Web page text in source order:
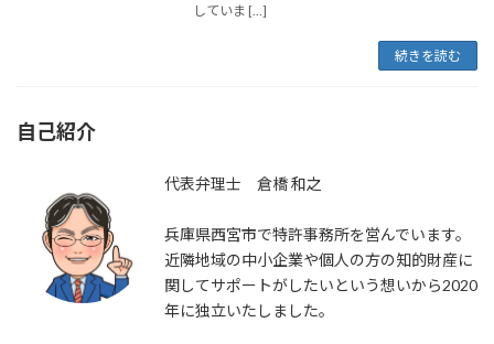
していま […]
続きを読む
自己紹介
代表弁理士 倉橋 和之
兵庫県西宮市で特許事務所を営んでいます。
近隣地域の中小企業や個人の方の知的財産に
関してサポートがしたいという想いから2020
年に独立いたしました。